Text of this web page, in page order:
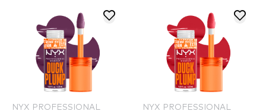
NYX PROFESSIONAL
NYX PROFESSIONAL